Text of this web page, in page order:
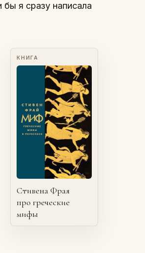
бы я сразу написала
КНИГА
Стивена Фрая
про греческие
мифы